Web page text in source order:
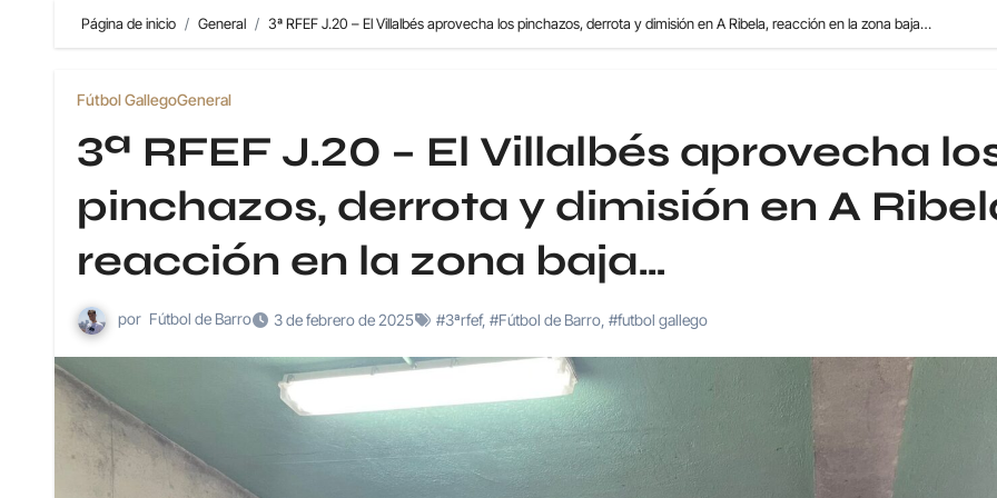
Página de inicio General 3ª RFEF J.20 – El Villalbés aprovecha los pinchazos, derrota y dimisión en A Ribela, reacción en la zona baja…
Fútbol GallegoGeneral
3ª RFEF J.20 – El Villalbés aprovecha
pinchazos, derrota y dimisión en A
reacción en la zona baja…
por Fútbol de Barro 3 de febrero de 2025 #3ªrfef, #Fútbol de Barro #futbol gallego